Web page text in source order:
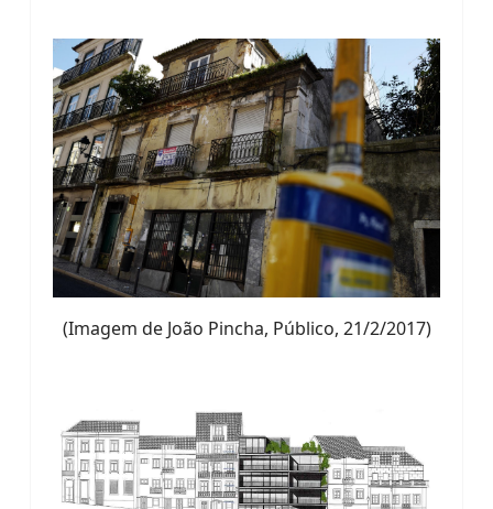
(Imagem de João Pincha, Público, 21/2/2017)